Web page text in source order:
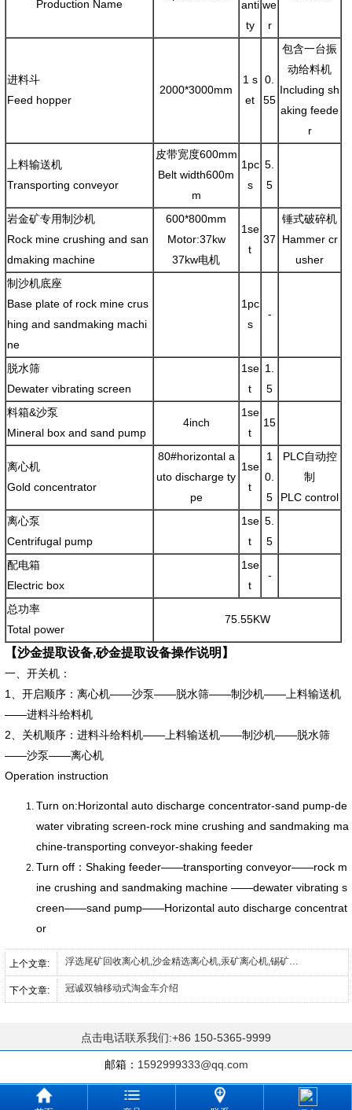
Production Name
anti
ty
we
r
进料斗
Feed hopper
2000*3000mm
1 s
et
0.
55
包含一台振
动给料机
Including sh
aking feede
r
上料输送机
Transporting conveyor
皮带宽度600mm
Belt width600m
m
1pc
s
5.
5
岩金矿专用制沙机
Rock mine crushing and san
dmaking machine
600*800mm
Motor:37kw
37kw电机
1se
t
37
锤式破碎机
Hammer cr
usher
制沙机底座
Base plate of rock mine crus
hing and sandmaking machi
ne
1pc
s
-
脱水筛
Dewater vibrating screen
1se
t
1.
5
料箱&沙泵
Mineral box and sand pump
4inch
1se
t
15
离心机
Gold concentrator
80#horizontal a
uto discharge ty
pe
1se
t
1
0.
5
PLC自动控
制
PLC control
离心泵
Centrifugal pump
1se
t
5.
5
配电箱
Electric box
1se
t
-
总功率
Total power
75.55KW
【沙金提取设备,砂金提取设备操作说明】
一、开关机：
1、开启顺序：离心机——沙泵——脱水筛——制沙机——上料输送机
——进料斗给料机
2、关机顺序：进料斗给料机——上料输送机——制沙机——脱水筛
——沙泵——离心机
Operation instruction
Turn on:Horizontal auto discharge concentrator-sand pump-de
water vibrating screen-rock mine crushing and sandmaking ma
chine-transporting conveyor-shaking feeder
Turn off：Shaking feeder——transporting conveyor——rock m
ine crushing and sandmaking machine ——dewater vibrating s
creen——sand pump——Horizontal auto discharge concentrat
or
上个文章:
下个文章: 冠诚双轴移动式淘金车介绍
点击电话联系我们:+86 150-5365-9999
邮箱： 1592999333@qq.com